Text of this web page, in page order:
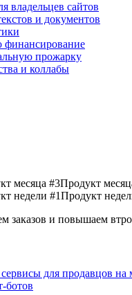
владельцев сайтов
и документов
финансирование
прожарку
и коллабы
Продукт
Продукт
заказов и повышаем
для продавцов на
ботов